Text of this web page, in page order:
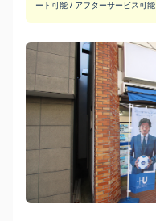
ート可能 / アフターサービス可能